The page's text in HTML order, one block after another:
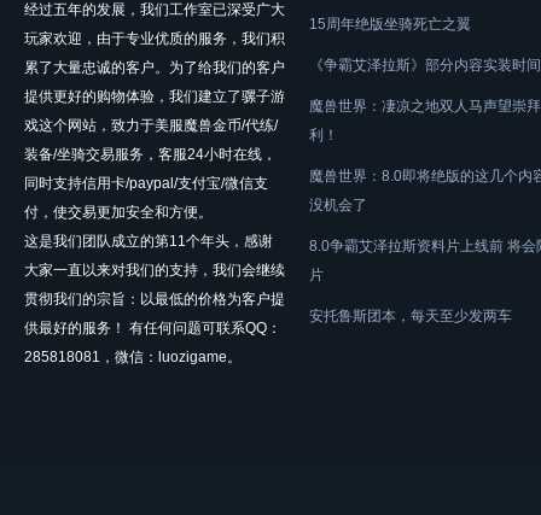
经过五年的发展，我们工作室已深受广大
玩家欢迎，由于专业优质的服务，我们积
累了大量忠诚的客户。为了给我们的客户
提供更好的购物体验，我们建立了骡子游
戏这个网站，致力于美服魔兽金币/代练/
装备/坐骑交易服务，客服24小时在线，
同时支持信用卡/paypal/支付宝/微信支
付，使交易更加安全和方便。
这是我们团队成立的第11个年头，感谢
大家一直以来对我们的支持，我们会继续
贯彻我们的宗旨：以最低的价格为客户提
供最好的服务！ 有任何问题可联系QQ：
285818081，微信：luozigame。
15周年绝版坐骑死亡之翼
《争霸艾泽拉斯》部分内容实装时
魔兽世界：凄凉之地双人马声望崇
利！
魔兽世界：8.0即将绝版的这几个内
没机会了
8.0争霸艾泽拉斯资料片上线前 将会
片
安托鲁斯团本，每天至少发两车